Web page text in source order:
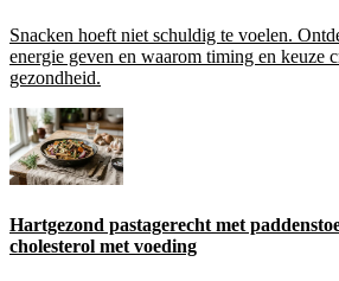
Snacken hoeft niet schuldig te voelen.
energie geven en waarom timing en keuze
gezondheid.
Hartgezond pastagerecht met
cholesterol met voeding